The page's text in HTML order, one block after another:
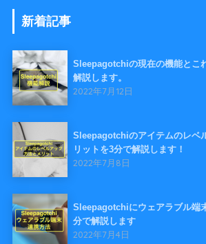
新着記事
Sleepagotchiの現在の機能とこ
解説します。
2022年7月12日
Sleepagotchiのアイテムのレベ
リットを3分で解説します！
2022年7月8日
Sleepagotchiにウェアラブル端
分で解説します
2022年7月4日